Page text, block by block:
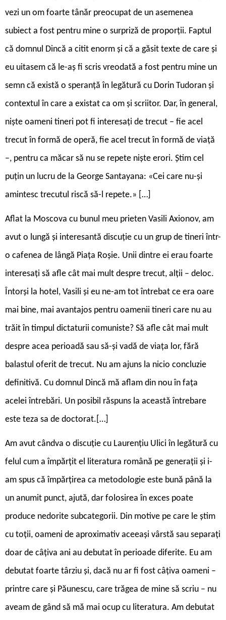
vezi un om foarte tânăr preocupat de un asemenea
subiect a fost pentru mine o surpriză de proporții. Faptul
că domnul Dincă a citit enorm și că a găsit texte de care și
eu uitasem că le-aș fi scris vreodată a fost pentru mine un
semn că există o speranță în legătură cu Dorin Tudoran și
contextul în care a existat ca om și scriitor. Dar, în general,
niște oameni tineri pot fi interesați de trecut – fie acel
trecut în formă de operă, fie acel trecut în formă de viață
–, pentru ca măcar să nu se repete niște erori. Știm cel
puțin un lucru de la George Santayana: «Cei care nu-și
amintesc trecutul riscă să-l repete.» […]
Aflat la Moscova cu bunul meu prieten Vasili Axionov, am
avut o lungă și interesantă discuție cu un grup de tineri într-
o cafenea de lângă Piața Roșie. Unii dintre ei erau foarte
interesați să afle cât mai mult despre trecut, alții – deloc.
Întorși la hotel, Vasili și eu ne-am tot întrebat ce era oare
mai bine, mai avantajos pentru oamenii tineri care nu au
trăit în timpul dictaturii comuniste? Să afle cât mai mult
despre acea perioadă sau să-și vadă de viața lor, fără
balastul oferit de trecut. Nu am ajuns la nicio concluzie
definitivă. Cu domnul Dincă mă aflam din nou în fața
acelei întrebări. Un posibil răspuns la această întrebare
este teza sa de doctorat.[…]
Am avut cândva o discuție cu Laurențiu Ulici în legătură cu
felul cum a împărțit el literatura română pe generații și i-
am spus că împărțirea ca metodologie este bună până la
un anumit punct, ajută, dar folosirea în exces poate
produce nedorite subcategorii. Din motive pe care le știm
cu toții, oameni de aproximativ aceeași vârstă sau separați
doar de câțiva ani au debutat în perioade diferite. Eu am
debutat foarte târziu și, dacă nu ar fi fost câțiva oameni –
printre care și Păunescu, care trăgea de mine să scriu – nu
aveam de gând să mă mai ocup cu literatura. Am debutat